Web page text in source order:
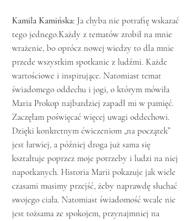
Kamila Kamińska: Ja chyba nie potrafię wskazać
tego jednego.Każdy z tematów zrobił na mnie
wrażenie, bo oprócz nowej wiedzy to dla mnie
przede wszystkim spotkanie z ludźmi. Każde
wartościowe i inspirujące. Natomiast temat
świadomego oddechu i jogi, o którym mówiła
Maria Prokop najbardziej zapadł mi w pamięć.
Zaczęłam poświęcać więcej uwagi oddechowi.
Dzięki konkretnym ćwiczeniom „na początek”
jest łatwiej, a później droga już sama się
kształtuje poprzez moje potrzeby i ludzi na niej
napotkanych. Historia Marii pokazuje jak wiele
czasami musimy przejść, żeby naprawdę słuchać
swojego ciała. Natomiast świadomość wcale nie
jest tożsama ze spokojem, przynajmniej na